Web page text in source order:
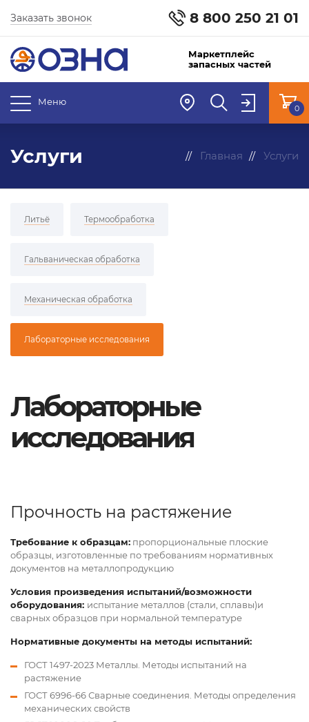
8 800 250 21 01
Заказать звонок
Маркетплейс
запасных частей
Меню
0
Услуги Главная Услуги
Литьё Термообработка
Гальваническая обработка
Механическая обработка
Лабораторные исследования
Лабораторные
исследования
Прочность на растяжение
Требование к образцам: пропорциональные плоские
образцы, изготовленные по требованиям нормативных
документов на металлопродукцию
Условия произведения испытаний/возможности
оборудования: испытание металлов (стали, сплавы)и
сварных образцов при нормальной температуре
Нормативные документы на методы испытаний:
ГОСТ 1497-2023 Металлы. Методы испытаний на
растяжение
ГОСТ 6996-66 Сварные соединения. Методы определения
механических свойств